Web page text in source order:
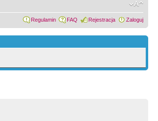
Regulamin FAQ Rejestracja Zaloguj